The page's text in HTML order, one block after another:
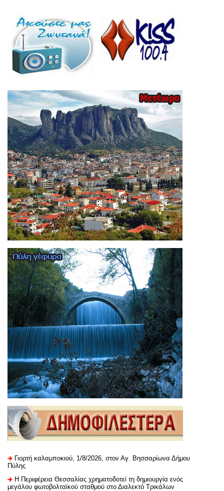
Γιορτή καλαμποκιού, 1/8/2026, στον Αγ. Βησσαρίωνα Δήμου
Πύλης
H Περιφέρεια Θεσσαλίας χρηματοδοτεί τη δημιουργία ενός
μεγάλου φωτοβολταϊκού σταθμού στο Διαλεκτό Τρικάλων